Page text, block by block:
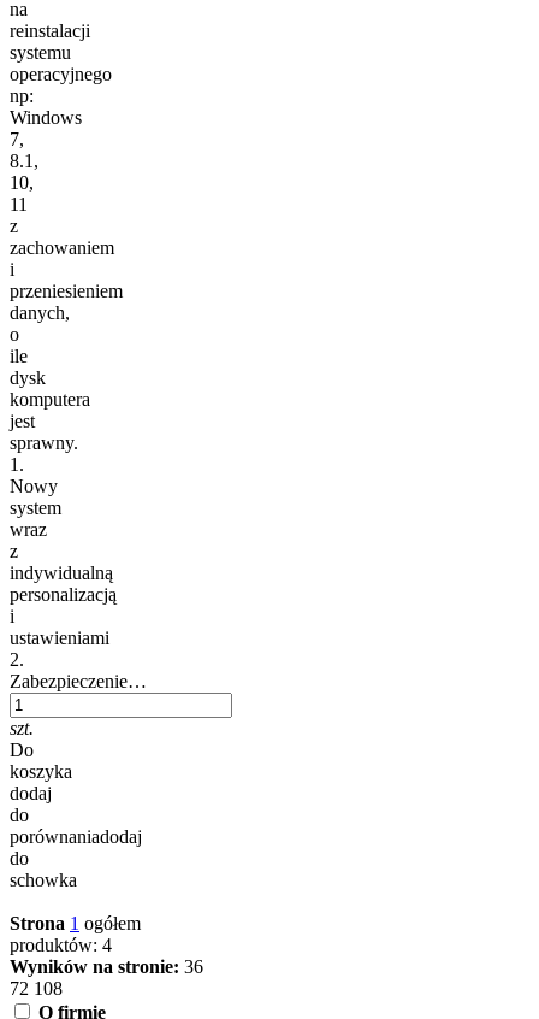
na
reinstalacji
systemu
operacyjnego
np:
Windows
7,
8.1,
10,
11
z
zachowaniem
i
przeniesieniem
danych,
o
ile
dysk
komputera
jest
sprawny.
1.
Nowy
system
wraz
z
indywidualną
personalizacją
i
ustawieniami
2.
Zabezpieczenie…
szt.
Do
koszyka
dodaj
do
porównaniadodaj
do
schowka
Strona 1 ogółem
produktów: 4
Wyników na stronie: 36
72 108
O firmie